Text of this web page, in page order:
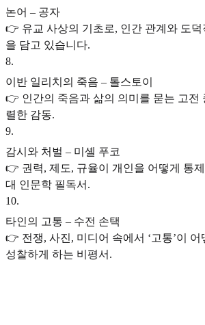
논어 – 공자
👉 유교 사상의 기초로, 인간 관계와 도덕
을 담고 있습니다.
8.
이반 일리치의 죽음 – 톨스토이
👉 인간의 죽음과 삶의 의미를 묻는 고전
렬한 감동.
9.
감시와 처벌 – 미셸 푸코
👉 권력, 제도, 규율이 개인을 어떻게 통
대 인문학 필독서.
10.
타인의 고통 – 수전 손택
👉 전쟁, 사진, 미디어 속에서 ‘고통’이
성찰하게 하는 비평서.